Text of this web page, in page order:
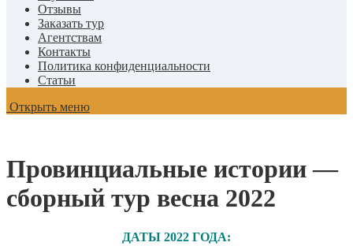
Отзывы
Заказать тур
Агентствам
Контакты
Политика конфиденциальности
Статьи
Открыть меню
Провинциальные истории —
сборный тур весна 2022
ДАТЫ 2022 ГОДА: